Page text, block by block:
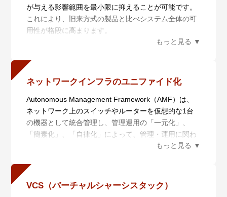
が与える影響範囲を最小限に抑えることが可能です。
これにより、旧来方式の製品と比べシステム全体の可
用性が格段に高まります。
また、業界標準のコマンド体系に準拠し、他社製品か
と経費を大幅に削減することができます。
ネットワークインフラのユニファイド化
Autonomous Management Framework（AMF）は、
ネットワーク上のスイッチやルーターを仮想的な1台
の機器として統合管理し、管理運用の「一元化」、
「簡素化」、「自律化」によって、管理・運用に関わ
るコストの削減を実現するネットワーク仮想化機能で
管理されるAMF Plusメンバーからなり、6つの機能に
よりネットワークの統合管理を行います。
また、AMF Plusは日々ネットワークの状態を収集分析
VCS（バーチャルシャーシスタック）